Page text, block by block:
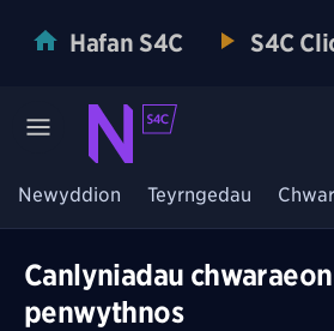
Hafan S4C S4C
Newyddion Teyrngedau
Canlyniadau
penwythnos